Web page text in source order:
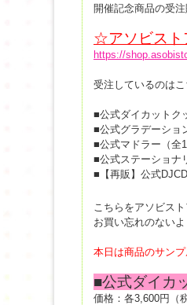
開催記念商品の受
☆アソビスト
https://
受注しているのはこ
■公式ダイカットク
■公式グラデーショ
■公式マドラー（全
■公式ステーショナ
■【再販】公式
こちらをアソビスト
お買い忘れのない
本日は商品のサン
■公式ダイカ
価格：各3,600円（